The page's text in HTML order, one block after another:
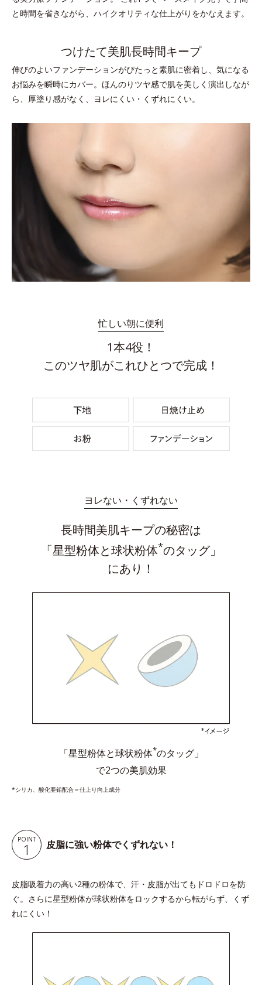
と時間を省きながら、ハイクオリティな仕上がりをかなえます。
つけたて美肌長時間キープ
伸びのよいファンデーションがぴたっと素肌に密着し、気になる
お悩みを瞬時にカバー。ほんのりツヤ感で肌を美しく演出しなが
ら、厚塗り感がなく、ヨレにくい・くずれにくい。
忙しい朝に便利
1本4役！
このツヤ肌がこれひとつで完成！
ヨレない・くずれない
長時間美肌キープの秘密は
「星型粉体と球状粉体*のタッグ」
にあり！
「星型粉体と球状粉体*のタッグ」
で2つの美肌効果
*シリカ、酸化亜鉛配合＝仕上り向上成分
POINT
1 皮脂に強い粉体でくずれない！
皮脂吸着力の高い2種の粉体で、汗・皮脂が出てもドロドロを防
ぐ。さらに星型粉体が球状粉体をロックするから転がらず、くず
れにくい！